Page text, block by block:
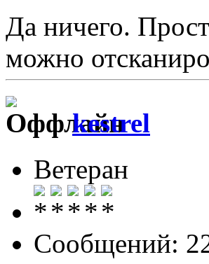
Да ничего.
можно
kestrel
Ветеран
Сообщений: